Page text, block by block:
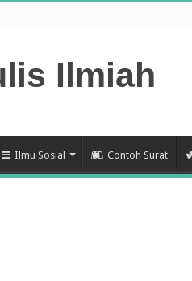
Ilmiah
Ilmu Sosial Contoh Surat